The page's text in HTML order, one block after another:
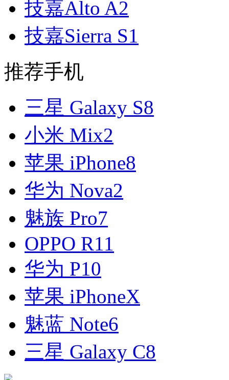
技嘉Alto A2
技嘉Sierra S1
推荐手机
三星 Galaxy S8
小米 Mix2
苹果 iPhone8
华为 Nova2
魅族 Pro7
OPPO R11
华为 P10
苹果 iPhoneX
魅蓝 Note6
三星 Galaxy C8